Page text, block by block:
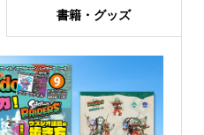
書籍・グッズ